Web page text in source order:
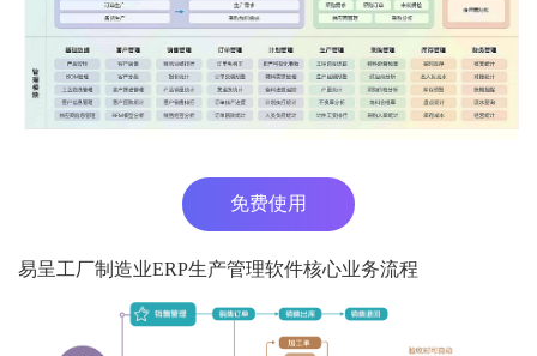
免费使用
易呈工厂制造业ERP生产管理软件核心业务流程